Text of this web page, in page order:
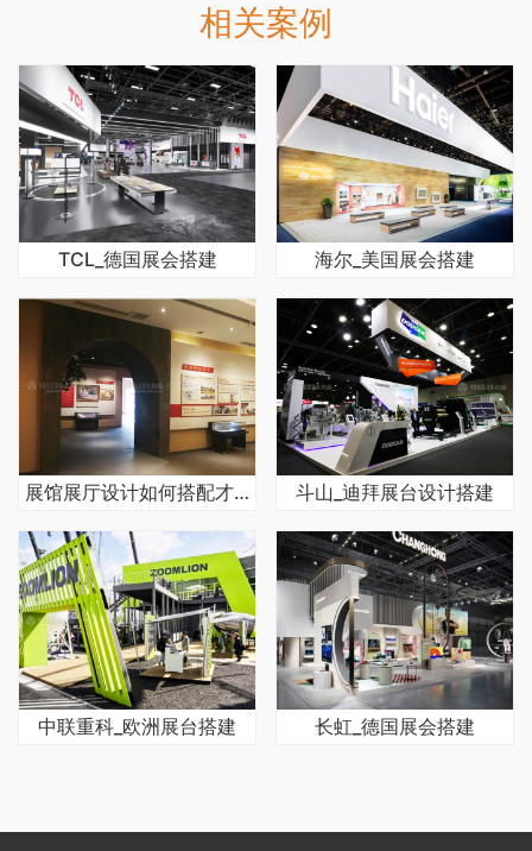
相关案例
TCL_德国展会搭建 海尔_美国展会搭建
展馆展厅设计如何搭配才能使得效果好 斗山_迪拜展台设计搭建
中联重科_欧洲展台搭建 长虹_德国展会搭建